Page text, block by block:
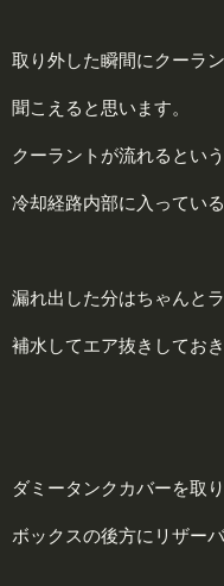
取り外した瞬間にクーラ
聞こえると思います。
クーラントが流れるとい
冷却経路内部に入っている
漏れ出した分はちゃんと
補水してエア抜きしておき
ダミータンクカバーを取
ボックスの後方にリザー